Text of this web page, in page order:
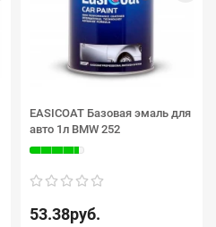
EASICOAT Базовая эмаль для
авто 1л BMW 252
53.38руб.